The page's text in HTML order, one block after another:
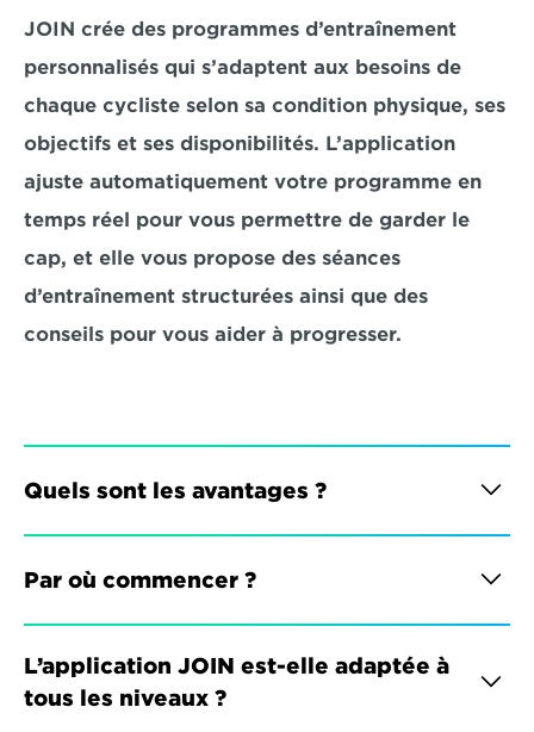
JOIN crée des programmes d’entraînement
personnalisés qui s’adaptent aux besoins de
chaque cycliste selon sa condition physique, ses
objectifs et ses disponibilités. L’application
ajuste automatiquement votre programme en
temps réel pour vous permettre de garder le
cap, et elle vous propose des séances
d’entraînement structurées ainsi que des
conseils pour vous aider à progresser.
Quels sont les avantages ?
Par où commencer ?
L’application JOIN est-elle adaptée à
tous les niveaux ?